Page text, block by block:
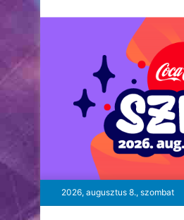
2026, augusztus 8., szombat